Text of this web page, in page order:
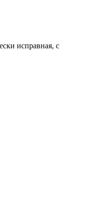
исправная, с